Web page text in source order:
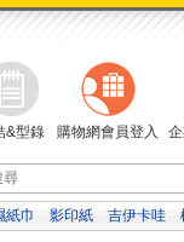
&型錄 購物網會員登入
紙巾 影印紙 吉伊卡哇